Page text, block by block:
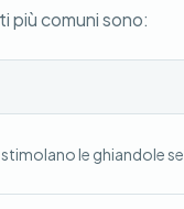
più comuni sono:
le ghiandole